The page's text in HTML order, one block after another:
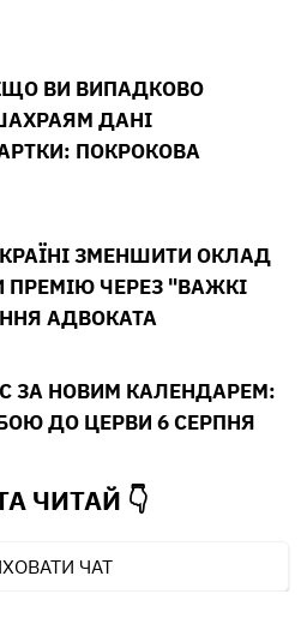
ВИ ВИПАДКОВО
ДАНІ
ПОКРОКОВА
ЗМЕНШИТИ ОКЛАД
ПРЕМІЮ ЧЕРЕЗ "ВАЖКІ
АДВОКАТА
ЗА НОВИМ КАЛЕНДАРЕМ:
ДО ЦЕРВИ 6 СЕРПНЯ
ЧИТАЙ 👇
ЧАТ